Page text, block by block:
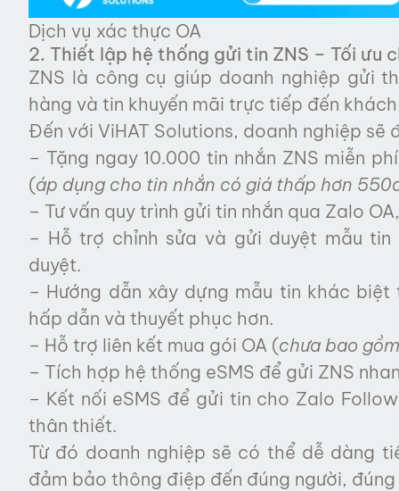
Dịch vụ xác thực OA
2. Thiết lập hệ thống gửi tin ZNS – Tối ưu
ZNS là công cụ giúp doanh nghiệp gửi
hàng và tin khuyến mãi trực tiếp đến
Đến với ViHAT Solutions, doanh nghiệp sẽ
– Tặng ngay 10.000 tin nhắn ZNS miễn
(áp dụng cho tin nhắn có giá thấp hơn
– Tư vấn quy trình gửi tin nhắn qua Zalo
– Hỗ trợ chỉnh sửa và gửi duyệt mẫu
duyệt.
– Hướng dẫn xây dựng mẫu tin khác
hấp dẫn và thuyết phục hơn.
– Hỗ trợ liên kết mua gói OA (chưa bao
– Tích hợp hệ thống eSMS để gửi ZNS
– Kết nối eSMS để gửi tin cho Zalo
thân thiết.
Từ đó doanh nghiệp sẽ có thể dễ dàng
đảm bảo thông điệp đến đúng người,